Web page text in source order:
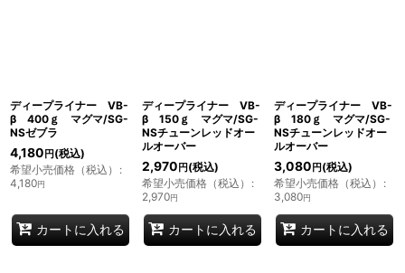
ディープライナー VB-
β 400ｇ マグマ/SG-
NSゼブラ
4,180 円 (税込)
希望小売価格（税込） :
4,180円
カートに入れる
ディープライナー VB-
β 150ｇ マグマ/SG-
NSチューンレッドオー
ルオーバー
2,970 円(税込)
希望小売価格（税込） :
2,970円
カートに入れる
ディープライナー VB-
β 180ｇ マグマ/SG-
NSチューンレッドオー
ルオーバー
3,080 円(税込)
希望小売価格（税込） :
3,080円
カートに入れる